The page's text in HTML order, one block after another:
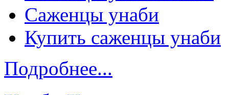
Саженцы унаби
Купить саженцы унаби
Подробнее...